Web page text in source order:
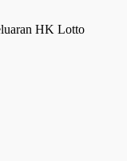
HK Lotto